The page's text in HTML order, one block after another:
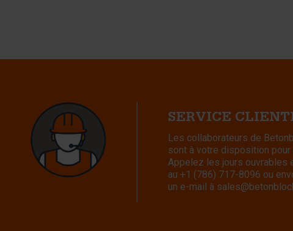
SERVICE
Les collaborateurs de
sont à votre disposition
Appelez les jours ouvrables
au +1 (786) 717-8096 ou
un e-mail à